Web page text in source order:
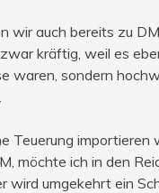
wir auch bereits zu
kräftig, weil es
waren, sondern
Teuerung importieren
möchte ich in den
wird umgekehrt ein